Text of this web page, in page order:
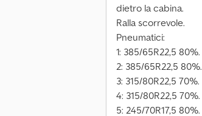
dietro la cabina.
Ralla scorrevole.
Pneumatici:
1: 385/65R22,5 80%.
2: 385/65R22,5 80%.
3: 315/80R22,5 70%.
4: 315/80R22,5 70%.
5: 245/70R17,5 80%.